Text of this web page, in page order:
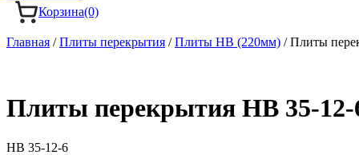
Корзина(0)
Главная /Плиты перекрытия /Плиты НВ (220мм) / Плиты
Плиты перекрытия НВ 35-12-
НВ 35-12-6